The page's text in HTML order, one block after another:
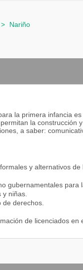
> Nariño
la primera infancia
la construcción
a saber:
y alternativos
gubernamentales para
y niñas.
de derechos.
de licenciados en